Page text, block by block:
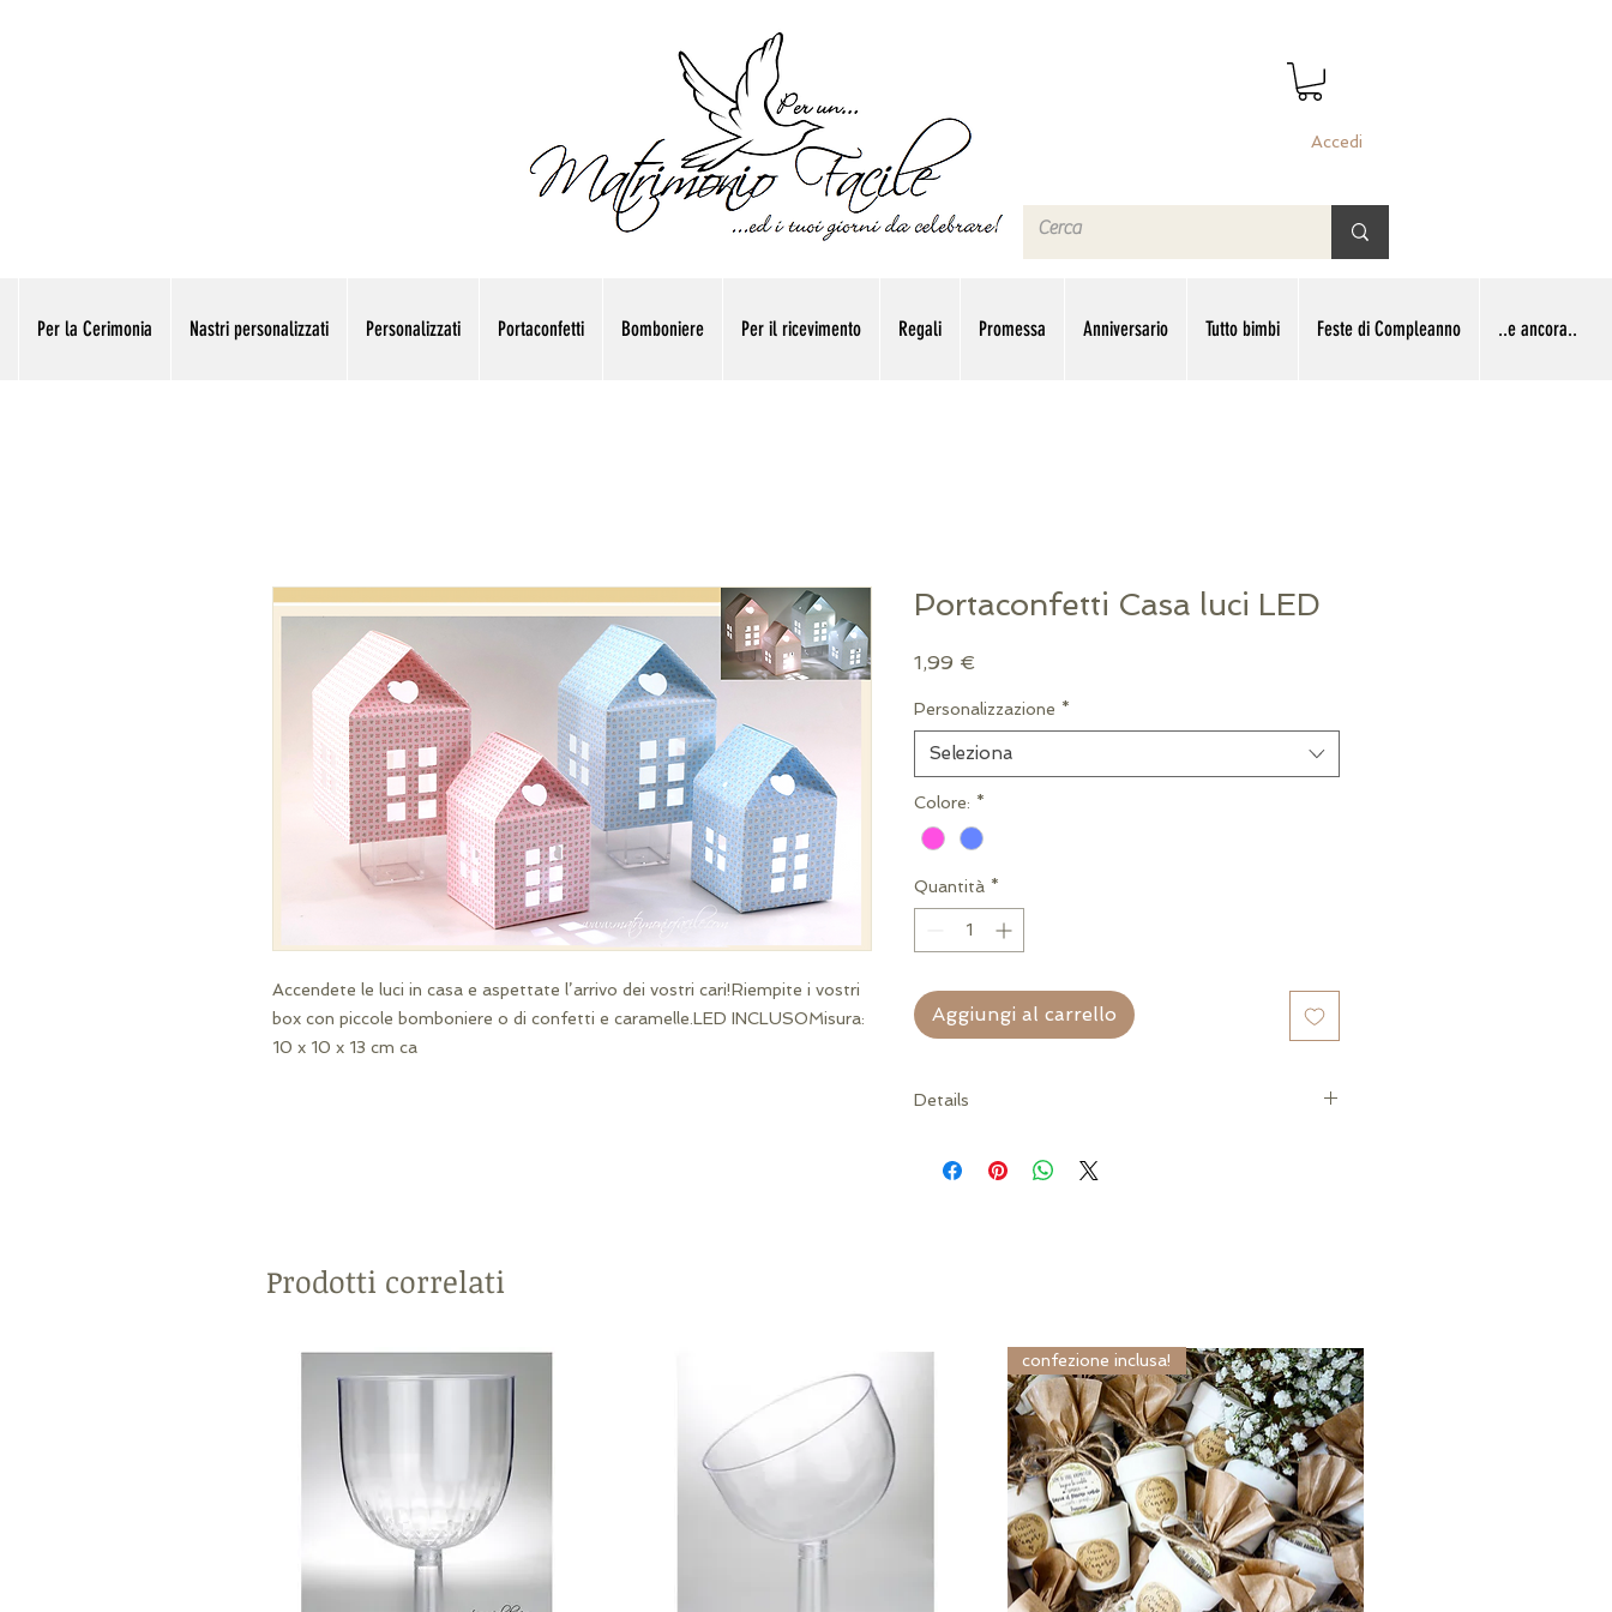
Accedi
Per la Cerimonia Nastri personalizzati Personalizzati Portaconfetti Bomboniere Per il ricevimento Regali Promessa Anniversario Tutto bimbi Feste di Compleanno ..e ancora..
Accendete le luci in casa e aspettate l’arrivo dei vostri cari!Riempite i vostri
box con piccole bomboniere o di confetti e caramelle.LED INCLUSOMisura:
10 x 10 x 13 cm ca
Portaconfetti Casa luci LED
1,99 €
Personalizzazione *
Seleziona
Colore: *
Quantità *
Aggiungi al carrello
Details
personalizzato da annodare al box o sticker
Prodotti correlati
confezione inclusa!